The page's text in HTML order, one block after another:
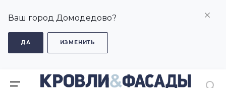
Ваш город Домодедово?
ДА ИЗМЕНИТЬ